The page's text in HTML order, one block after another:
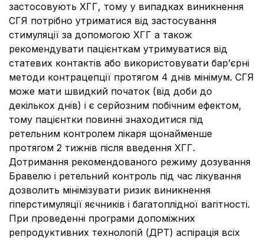
застосовують ХГГ, тому у випадках виникнення
СГЯ потрібно утриматися від застосування
стимуляції за допомогою ХГГ а також
рекомендувати пацієнткам утримуватися від
статевих контактів або використовувати бар’єрні
методи контрацепції протягом 4 днів мінімум. СГЯ
може мати швидкий початок (від доби до
декількох днів) і є серйозним побічним ефектом,
тому пацієнтки повинні знаходитися під
ретельним контролем лікаря щонайменше
протягом 2 тижнів після введення ХГГ.
Дотримання рекомендованого режиму дозування
Бравелю і ретельний контроль під час лікування
дозволить мінімізувати ризик виникнення
гіперстимуляції яєчників і багатоплідної вагітності.
При проведенні програми допоміжних
репродуктивних технологій (ДРТ) аспірація всіх